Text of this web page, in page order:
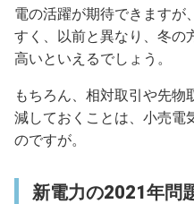
電の活躍が期待できますが
すく、以前と異なり、冬の
高いといえるでしょう。
もちろん、相対取引や先
減しておくことは、小売電
のですが。
新電力の2021年問